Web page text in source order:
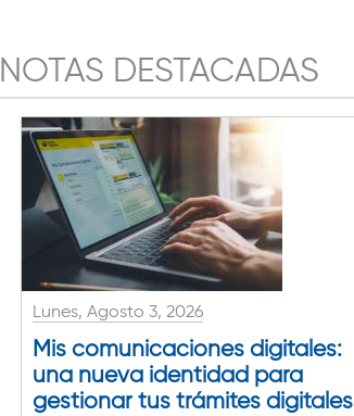
NOTAS DESTACADAS
Lunes, Agosto 3, 2026
Mis comunicaciones digitales:
una nueva identidad para
gestionar tus trámites digitales